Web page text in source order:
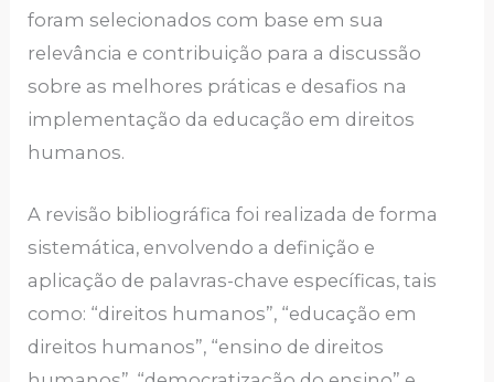
foram selecionados com base em sua
relevância e contribuição para a discussão
sobre as melhores práticas e desafios na
implementação da educação em direitos
humanos.
A revisão bibliográfica foi realizada de forma
sistemática, envolvendo a definição e
aplicação de palavras-chave específicas, tais
como: “direitos humanos”, “educação em
direitos humanos”, “ensino de direitos